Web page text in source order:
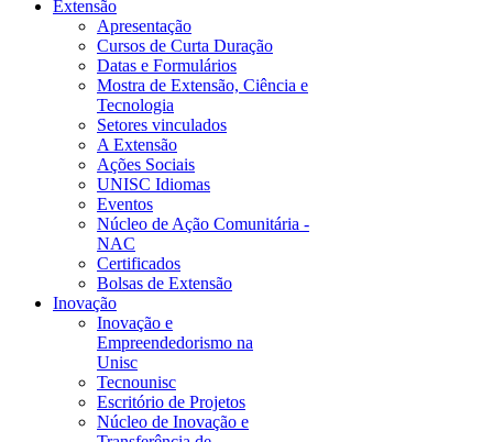
Extensão
Apresentação
Cursos de Curta Duração
Datas e Formulários
Mostra de Extensão, Ciência e
Tecnologia
Setores vinculados
A Extensão
Ações Sociais
UNISC Idiomas
Eventos
Núcleo de Ação Comunitária -
NAC
Certificados
Bolsas de Extensão
Inovação
Inovação e
Empreendedorismo na
Unisc
Tecnounisc
Escritório de Projetos
Núcleo de Inovação e